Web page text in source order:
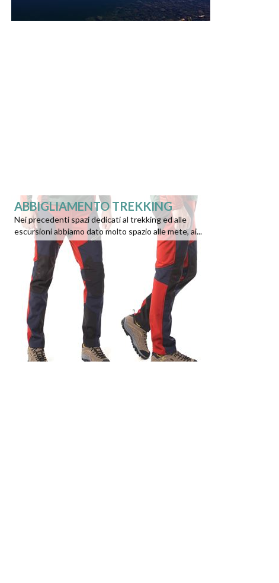
ABBIGLIAMENTO TREKKING
Nei precedenti spazi dedicati al trekking ed alle
escursioni abbiamo dato molto spazio alle mete, ai...